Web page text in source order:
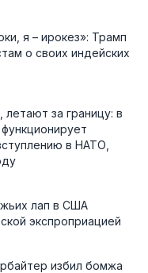
я – ирокез»: Трамп
о своих индейских
за границу: в
в НАТО,
лап в США
экспроприацией
избил бомжа